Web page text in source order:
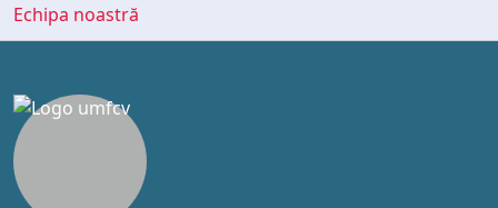
Echipa noastră